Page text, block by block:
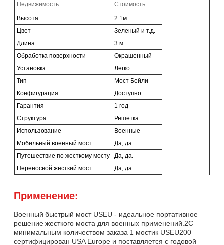
Недвижимость
Стоимость
Высота
2.1м
Цвет
Зеленый и т.д.
Длина
3 м
Обработка поверхности
Окрашенный
Установка
Легко.
Тип
Мост Бейли
Конфигурация
Доступно
Гарантия
1 год
Структура
Решетка
Использование
Военные
Мобильный военный мост
Да, да.
Путешествие по жесткому мосту
Да, да.
Переносной жесткий мост
Да, да.
Применение:
Военный быстрый мост USEU - идеальное портативное
решение жесткого моста для военных применений.2С
минимальным количеством заказа 1 мостик USEU200
сертифицирован USA Europe и поставляется с годовой